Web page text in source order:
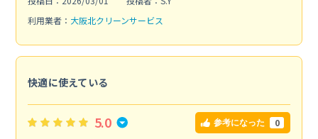
利用業者： 大阪北クリーンサービス
快適に使えている
5.0 参考になった 0